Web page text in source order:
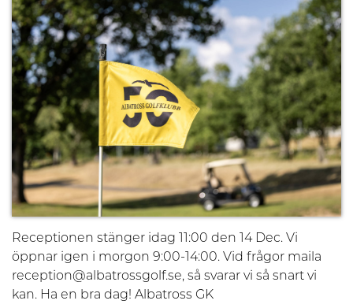
Receptionen stänger idag 11:00 den 14 Dec. Vi
öppnar igen i morgon 9:00-14:00. Vid frågor maila
reception@albatrossgolf.se, så svarar vi så snart vi
kan. Ha en bra dag! Albatross GK